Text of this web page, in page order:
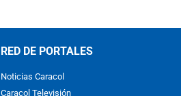
RED DE PORTALES
Noticias Caracol
Caracol Televisión